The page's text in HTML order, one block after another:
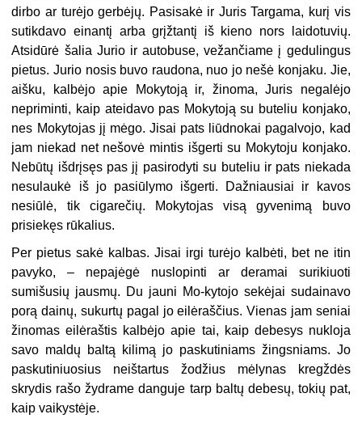
dirbo ar turėjo gerbėjų. Pasisakė ir Juris Targama, kurį vis
sutikdavo einantį arba grįžtantį iš kieno nors laidotuvių.
Atsidūrė šalia Jurio ir autobuse, vežančiame į gedulingus
pietus. Jurio nosis buvo raudona, nuo jo nešė konjaku. Jie,
aišku, kalbėjo apie Mokytoją ir, žinoma, Juris negalėjo
nepriminti, kaip ateidavo pas Mokytoją su buteliu konjako,
nes Mokytojas jį mėgo. Jisai pats liūdnokai pagalvojo, kad
jam niekad net nešovė mintis išgerti su Mokytoju konjako.
Nebūtų išdrįsęs pas jį pasirodyti su buteliu ir pats niekada
nesulaukė iš jo pasiūlymo išgerti. Dažniausiai ir kavos
nesiūlė, tik cigarečių. Mokytojas visą gyvenimą buvo
prisiekęs rūkalius.
Per pietus sakė kalbas. Jisai irgi turėjo kalbėti, bet ne itin
pavyko, – nepajėgė nuslopinti ar deramai surikiuoti
sumišusių jausmų. Du jauni Mo-kytojo sekėjai sudainavo
porą dainų, sukurtų pagal jo eilėraščius. Vienas jam seniai
žinomas eilėraštis kalbėjo apie tai, kaip debesys nukloja
savo maldų baltą kilimą jo paskutiniams žingsniams. Jo
paskutiniuosius neištartus žodžius mėlynas kregždės
skrydis rašo žydrame danguje tarp baltų debesų, tokių pat,
kaip vaikystėje.